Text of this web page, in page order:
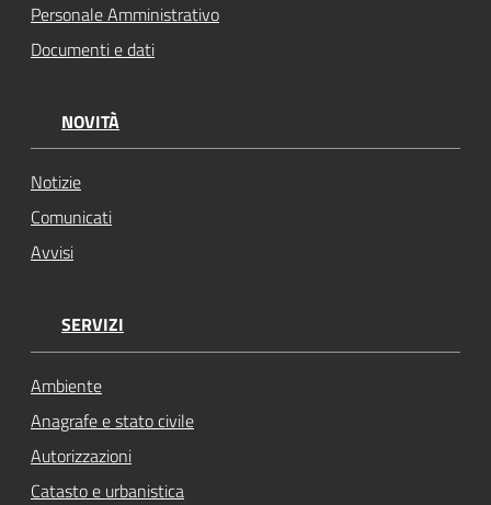
Personale Amministrativo
Documenti e dati
NOVITÀ
Notizie
Comunicati
Avvisi
SERVIZI
Ambiente
Anagrafe e stato civile
Autorizzazioni
Catasto e urbanistica